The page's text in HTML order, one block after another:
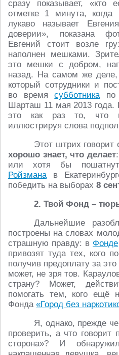
сразу показывает, «кто
отметке 1 минута, когда
лукаво называет
доверии», показана
Евгений стоит возле
наполнен мешками.
это мешки с добром,
назад. На самом же деле,
который сотрудники и
во времясубботникапо
Шарташ 11 мая 2013 года.
это как раз то, что
иллюстрируя слова
Этот штрих говорит
хорошо знает, что делает
или хотя бы
Ройзманав
победить на выборах 8
2. Твой Фонд –
Дальнейшие
построены на словах
страшную правду: в Фонде
привозят туда тех, кого
получив предоплату за
может, не зря тов.
страну? Может,
помогать тем, кого ещё
Фонда «Город без
Я, однако, прежде
проверить, а что говорит
сторона»? И